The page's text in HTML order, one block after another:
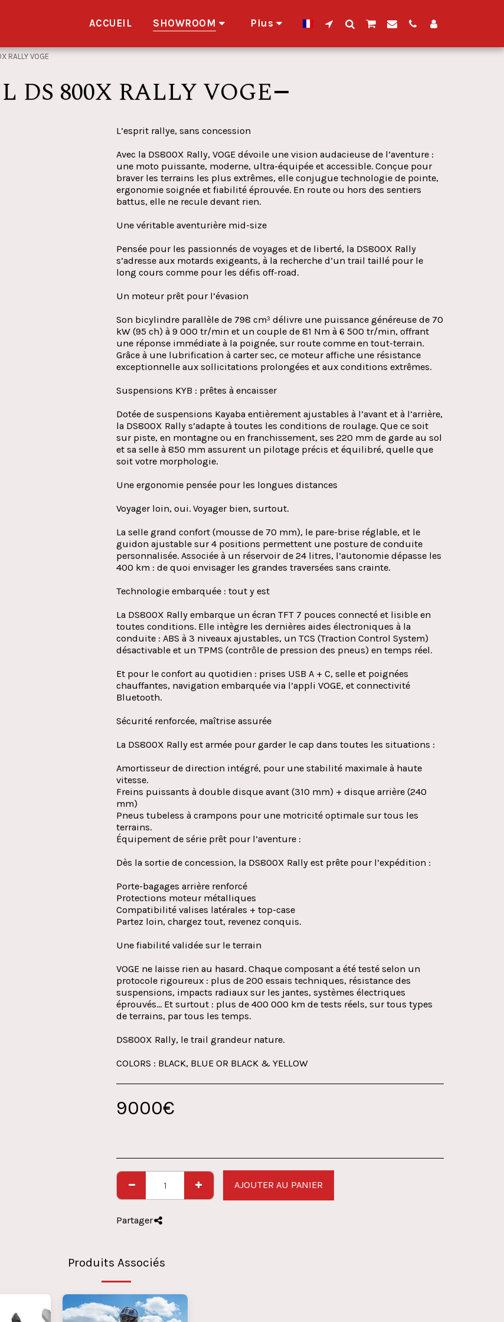
ACCUEIL SHOWROOM Plus
RALLY VOGE
DS 800X RALLY VOGE
L’esprit rallye, sans concession
Avec la DS800X Rally, VOGE dévoile une vision audacieuse de l’aventure :
une moto puissante, moderne, ultra-équipée et accessible. Conçue pour
braver les terrains les plus extrêmes, elle conjugue technologie de pointe,
ergonomie soignée et fiabilité éprouvée. En route ou hors des sentiers
battus, elle ne recule devant rien.
Une véritable aventurière mid-size
Pensée pour les passionnés de voyages et de liberté, la DS800X Rally
s’adresse aux motards exigeants, à la recherche d’un trail taillé pour le
long cours comme pour les défis off-road.
Un moteur prêt pour l’évasion
Son bicylindre parallèle de 798 cm³ délivre une puissance généreuse de 70
kW (95 ch) à 9 000 tr/min et un couple de 81 Nm à 6 500 tr/min, offrant
une réponse immédiate à la poignée, sur route comme en tout-terrain.
Grâce à une lubrification à carter sec, ce moteur affiche une résistance
exceptionnelle aux sollicitations prolongées et aux conditions extrêmes.
Suspensions KYB : prêtes à encaisser
Dotée de suspensions Kayaba entièrement ajustables à l’avant et à l’arrière,
la DS800X Rally s’adapte à toutes les conditions de roulage. Que ce soit
sur piste, en montagne ou en franchissement, ses 220 mm de garde au sol
et sa selle à 850 mm assurent un pilotage précis et équilibré, quelle que
soit votre morphologie.
Une ergonomie pensée pour les longues distances
Voyager loin, oui. Voyager bien, surtout.
La selle grand confort (mousse de 70 mm), le pare-brise réglable, et le
guidon ajustable sur 4 positions permettent une posture de conduite
personnalisée. Associée à un réservoir de 24 litres, l’autonomie dépasse les
400 km : de quoi envisager les grandes traversées sans crainte.
Technologie embarquée : tout y est
La DS800X Rally embarque un écran TFT 7 pouces connecté et lisible en
toutes conditions. Elle intègre les dernières aides électroniques à la
conduite : ABS à 3 niveaux ajustables, un TCS (Traction Control System)
désactivable et un TPMS (contrôle de pression des pneus) en temps réel.
Et pour le confort au quotidien : prises USB A + C, selle et poignées
chauffantes, navigation embarquée via l’appli VOGE, et connectivité
Bluetooth.
Sécurité renforcée, maîtrise assurée
La DS800X Rally est armée pour garder le cap dans toutes les situations :
Amortisseur de direction intégré, pour une stabilité maximale à haute
vitesse.
Freins puissants à double disque avant (310 mm) + disque arrière (240
mm)
Pneus tubeless à crampons pour une motricité optimale sur tous les
terrains.
Équipement de série prêt pour l’aventure :
Dès la sortie de concession, la DS800X Rally est prête pour l’expédition :
Porte-bagages arrière renforcé
Protections moteur métalliques
Compatibilité valises latérales + top-case
Partez loin, chargez tout, revenez conquis.
Une fiabilité validée sur le terrain
VOGE ne laisse rien au hasard. Chaque composant a été testé selon un
protocole rigoureux : plus de 200 essais techniques, résistance des
suspensions, impacts radiaux sur les jantes, systèmes électriques
éprouvés… Et surtout : plus de 400 000 km de tests réels, sur tous types
de terrains, par tous les temps.
DS800X Rally, le trail grandeur nature.
COLORS : BLACK, BLUE OR BLACK & YELLOW
9000€
AJOUTER AU PANIER
Partager
Produits Associés